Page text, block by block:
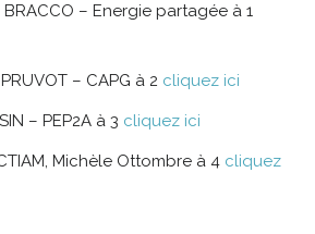
– Energie partagée à 1
– CAPG à 2 cliquez ici
PEP2A à 3 cliquez ici
Michèle Ottombre à 4 cliquez